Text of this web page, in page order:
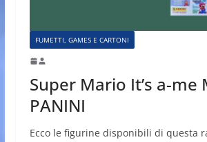
FUMETTI, GAMES E CARTONI
Super Mario It’s a-me
PANINI
Ecco le figurine disponibili di questa